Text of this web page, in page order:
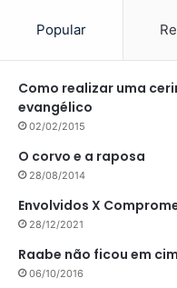
Popular
Como realizar uma
evangélico
02/02/2015
O corvo e a raposa
28/08/2014
Envolvidos X
28/12/2021
Raabe não ficou em
06/10/2016